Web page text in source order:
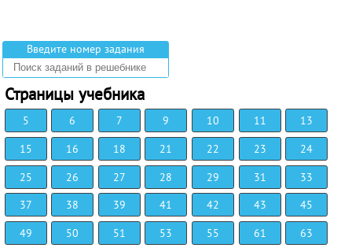
Введите номер задания
Страницы учебника
5 6 7 9 10 11
13
15
16 18 21 22 23
24
25
26 27 28 29 31
33
37
38 39 41 42 43
45
49
50 51 53 55 61
63